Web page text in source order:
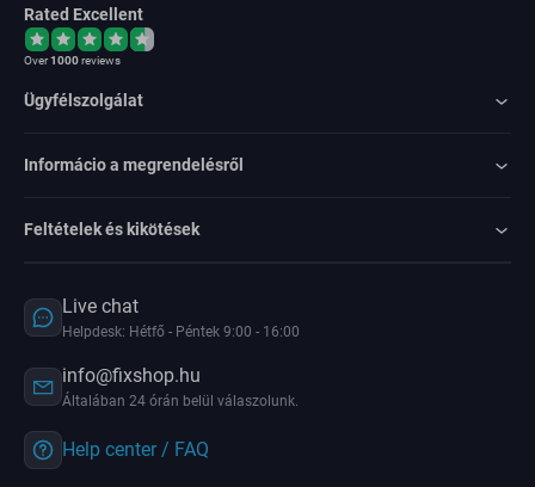
Rated Excellent
Over1000reviews
Ügyfélszolgálat
Informácio a megrendelésről
Feltételek és kikötések
Live chat
Helpdesk: Hétfő - Péntek 9:00 - 16:00
info@fixshop.hu
Általában 24 órán belül válaszolunk.
Help center / FAQ